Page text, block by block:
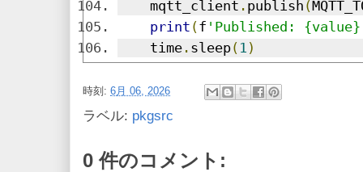
    mqtt_client
. publish (
print (f 'Published:
    time
. sleep( 1 )
時刻: 6月 06, 2026
ラベル: pkgsrc
0 件のコメント: